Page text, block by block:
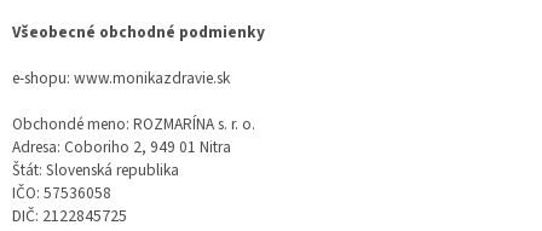
Všeobecné obchodné podmienky
e-shopu: www.monikazdravie.sk
Obchondé meno: ROZMARÍNA s. r. o.
Adresa: Coboriho 2, 949 01 Nitra
Štát: Slovenská republika
IČO: 57536058
DIČ: 2122845725